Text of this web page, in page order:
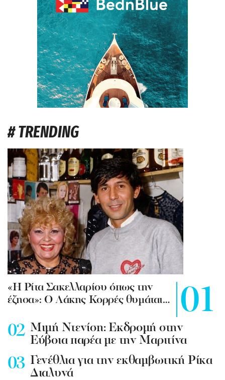
# TRENDING
«Η Ρίτα Σακελλαρίου όπως την
έζησα»: Ο Λάκης Κορρές θυμάται…
Mιμή Ντενίση: Εκδρομή στην
Εύβοια παρέα με την Μαριτίνα
Γενέθλια για την εκθαμβωτική Ρίκα
Διαλυνά